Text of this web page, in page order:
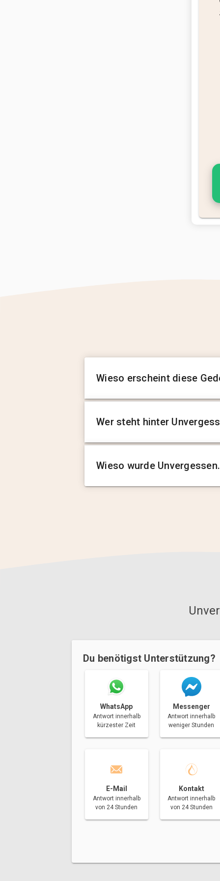
Wieso erscheint diese
Wer steht hinter
Wieso wurde
Du benötigst Unterstützung?
WhatsApp
Antwort innerhalb
kürzester Zeit
Messenger
Antwort innerhalb
weniger Stunden
E-Mail
Antwort innerhalb
von 24 Stunden
Kontakt
Antwort innerhalb
von 24 Stunden